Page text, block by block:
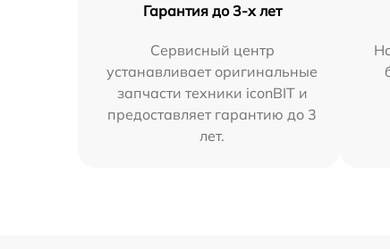
Гарантия до 3-х лет
Сервисный центр
устанавливает оригинальные
запчасти техники iconBIT и
предоставляет гарантию до 3
лет.